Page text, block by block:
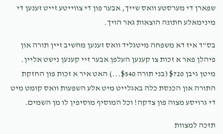
שפארן די מערסטע וואס שייך, אבער פון די צווייטע זייט זענען די
מינימאלע חתונה הוצאות גאר הויך.
בס"ד איז דא משפחה מיטגליד וואס זענען מחשיב זיין תורה און
פיהלן פאר א זכות צו קענען העלפן אבער זיי קענען נישט אליין.
מיטן גיבן $720 (בני תורה $540...) האט איר א זכות פון החזקת
התורה און הכנסת כלה באגלייט מיט אלע השפעות וואס קומט מיט
די גרויסע מצוה פון צדקה! וכל המוסיף מוסיפין לו מן השמים.
תזכה למצוות